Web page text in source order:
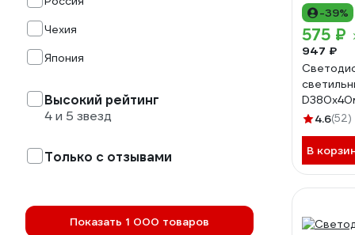
Чехия
Япония
Высокий рейтинг
4 и 5 звезд
Только с отзывами
Показать 1 000 товаров
-39%
575 ₽
947 ₽
3000Лм
4.6(52)
В